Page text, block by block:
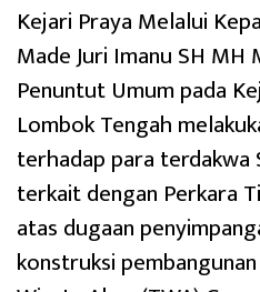
Kejari Praya Melalui
Made Juri Imanu SH MH
Penuntut Umum pada
Lombok Tengah
terhadap para terdakwa
terkait dengan Perkara
atas dugaan
konstruksi